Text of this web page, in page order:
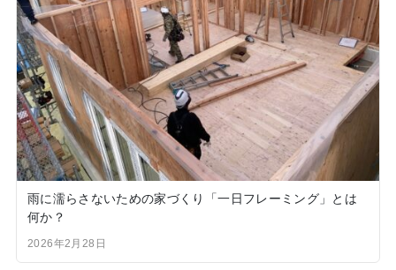
雨に濡らさないための家づくり「一日フレーミング」とは
何か？
2026年2月28日